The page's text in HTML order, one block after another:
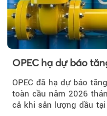
OPEC hạ dự báo
OPEC đã hạ dự báo
toàn cầu năm 2026
cả khi sản lượng dầu